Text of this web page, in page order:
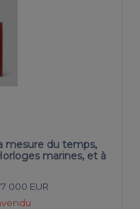
mesure du temps,
marines, et à
000 EUR